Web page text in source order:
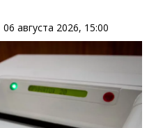
06 августа 2026, 15:00